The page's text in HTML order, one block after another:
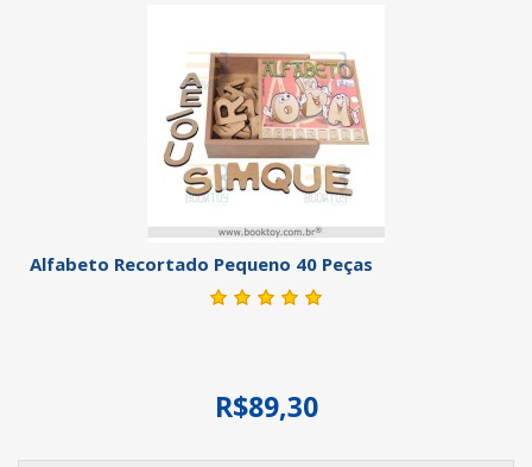
Alfabeto Recortado Pequeno 40 Peças
R$89,30